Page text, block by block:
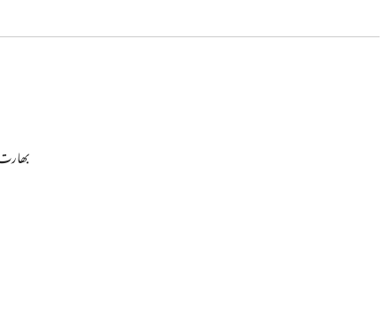
بھارت کے اندر ہر